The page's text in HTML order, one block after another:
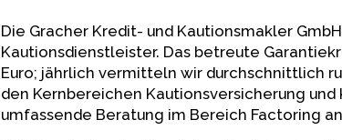
Die Gracher Kredit- und Kautionsmakler
Kautionsdienstleister. Das betreute
Euro; jährlich vermitteln wir durchschnittlich
den Kernbereichen Kautionsversicherung
umfassende Beratung im Bereich Factoring